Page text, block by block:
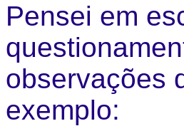
Pensei em
observações
exemplo: